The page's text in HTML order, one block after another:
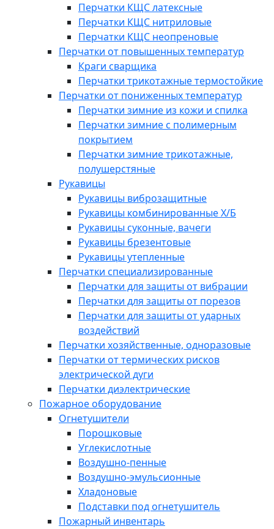
Перчатки КЩС латексные
Перчатки КЩС нитриловые
Перчатки КЩС неопреновые
Перчатки от повышенных температур
Краги сварщика
Перчатки трикотажные термостойкие
Перчатки от пониженных температур
Перчатки зимние из кожи и спилка
Перчатки зимние с полимерным
покрытием
Перчатки зимние трикотажные,
полушерстяные
Рукавицы
Рукавицы виброзащитные
Рукавицы комбинированные Х/Б
Рукавицы суконные, вачеги
Рукавицы брезентовые
Рукавицы утепленные
Перчатки специализированные
Перчатки для защиты от вибрации
Перчатки для защиты от порезов
Перчатки для защиты от ударных
воздействий
Перчатки хозяйственные, одноразовые
Перчатки от термических рисков
электрической дуги
Перчатки диэлектрические
Пожарное оборудование
Огнетушители
Порошковые
Углекислотные
Воздушно-пенные
Воздушно-эмульсионные
Хладоновые
Подставки под огнетушитель
Пожарный инвентарь